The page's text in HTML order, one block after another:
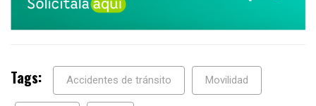
Tags: Accidentes de tránsito Movilidad